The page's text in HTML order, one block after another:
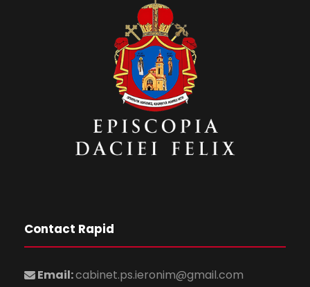
Contact Rapid
Email:cabinet.ps.ieronim@gmail.com